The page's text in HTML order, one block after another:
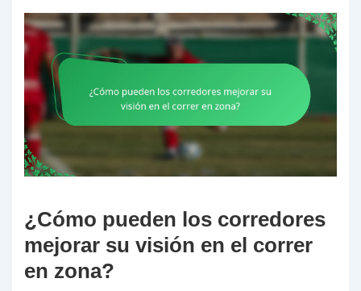
¿Cómo pueden los corredores
mejorar su visión en el correr
en zona?